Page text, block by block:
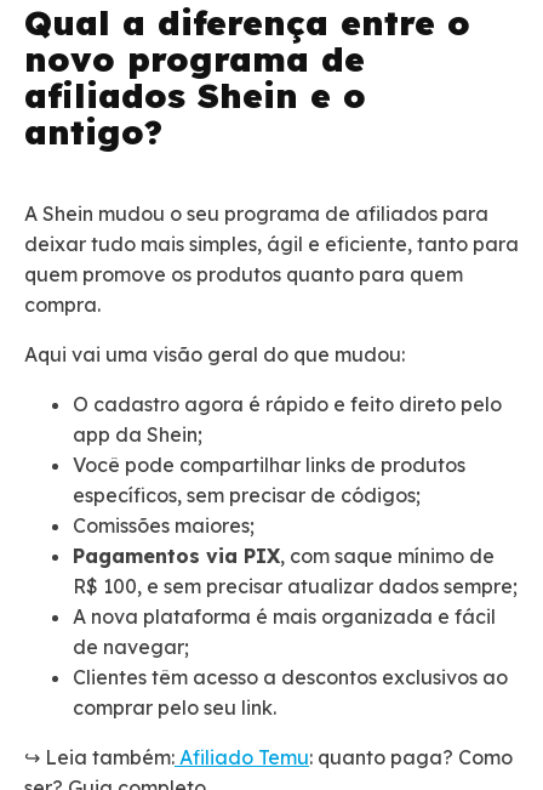
Qual a diferença entre o
novo programa de
afiliados Shein e o
antigo?
A Shein mudou o seu programa de afiliados para
deixar tudo mais simples, ágil e eficiente, tanto para
quem promove os produtos quanto para quem
compra.
Aqui vai uma visão geral do que mudou:
O cadastro agora é rápido e feito direto pelo
app da Shein;
Você pode compartilhar links de produtos
específicos, sem precisar de códigos;
Comissões maiores;
Pagamentos via PIX, com saque mínimo de
R$ 100, e sem precisar atualizar dados sempre;
A nova plataforma é mais organizada e fácil
de navegar;
Clientes têm acesso a descontos exclusivos ao
comprar pelo seu link.
↪️ Leia também: Afiliado Temu: quanto paga? Como